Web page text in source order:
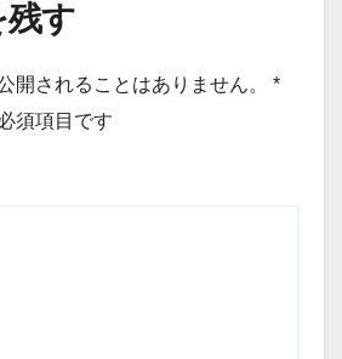
残す
開されることはありません。
*
須項目です